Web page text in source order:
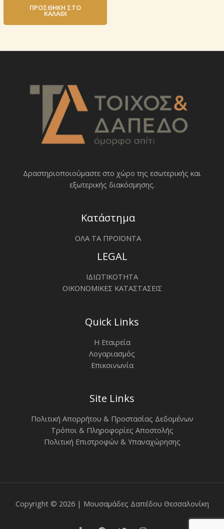
ΠΡΟΣΘΉΚΗ ΣΤΟ
ΚΑΛΆΘΙ
Δραστηριοποιoύμαστε στο χώρο της εσωτερικής και
εξωτερικής διακόσμησης.
Κατάστημα
ΟΛΑ ΤΑ ΠΡΟΪΟΝΤΑ
LEGAL
ΙΔΙΩΤΙΚΟΤΗΤΑ
ΟΙΚΟΝΟΜΙΚΕΣ ΚΑΤΑΣΤΑΣΕΙΣ
Quick Links
Η Εταιρεία
Λογαριασμός
Επικοινωνία
Site Links
Πολιτική Απορρήτου & Προστασίας Δεδομένων
Τρόποι & Πληροφορίες Αποστολής
Πολιτική Επιστροφών & Υπαναχώρησης
Copyright © 2026 | Μουσαμάδες Δαπέδου Θεσσαλονίκη